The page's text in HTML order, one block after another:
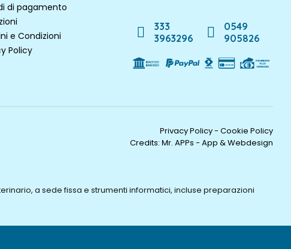
di pagamento
e Condizioni
Policy
333
3963296
0549
905826
Privacy Policy- Cookie Policy
Credits: Mr. APPs - App & Webdesign
a sede fissa e strumenti informatici, incluse preparazioni